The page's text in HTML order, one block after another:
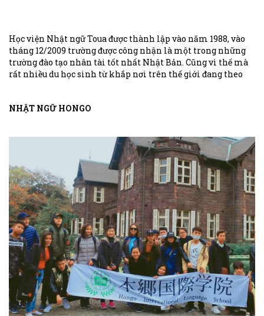
Học viện Nhật ngữ Toua được thành lập vào năm 1988, vào
tháng 12/2009 trường được công nhận là một trong những
trường đào tạo nhân tài tốt nhất Nhật Bản. Cũng vì thế mà
rất nhiều du học sinh từ khắp nơi trên thế giới đang theo
NHẬT NGỮ HONGO